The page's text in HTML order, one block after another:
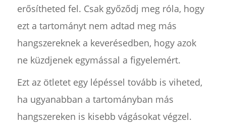
erősítheted fel. Csak győződj meg róla, hogy
ezt a tartományt nem adtad meg más
hangszereknek a keverésedben, hogy azok
ne küzdjenek egymással a figyelemért.
Ezt az ötletet egy lépéssel tovább is viheted,
ha ugyanabban a tartományban más
hangszereken is kisebb vágásokat végzel.